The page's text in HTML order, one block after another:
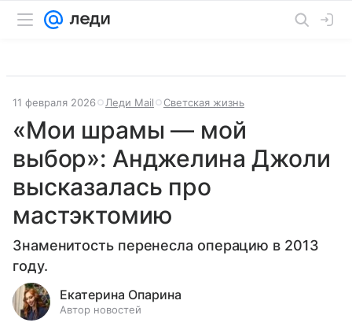
11 февраля 2026 Леди Mail Светская жизнь
«Мои шрамы — мой
выбор»: Анджелина Джоли
высказалась про
мастэктомию
Знаменитость перенесла операцию в 2013
году.
Екатерина Опарина
Автор новостей